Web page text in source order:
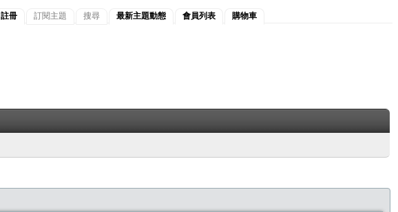
註冊 訂閱主題 搜尋 最新主題動態 會員列表 購物車